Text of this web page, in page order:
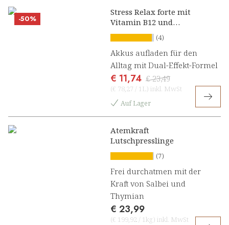
-50%
Stress Relax forte mit
Vitamin B12 und
Ashwagandha Konzentrat
(4)
Akkus aufladen für den
Alltag mit Dual-Effekt-Formel
€ 11,74 € 23,49
(€ 78,27 / 1L) inkl. MwSt
Auf Lager
Atemkraft
Lutschpresslinge
(7)
Frei durchatmen mit der
Kraft von Salbei und
Thymian
€ 23,99
(€ 199,92 / 1kg) inkl. MwSt